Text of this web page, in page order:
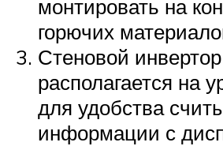
монтировать на
горючих
Стеновой инвертор
располагается на
для удобства
информации с